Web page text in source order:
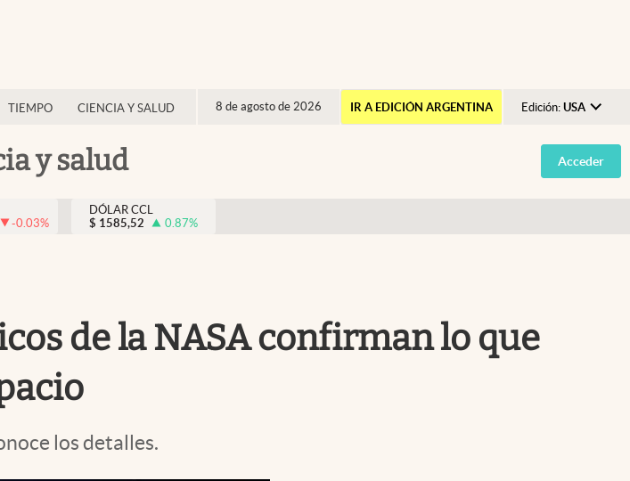
TIEMPO CIENCIA Y SALUD 8 de agosto de 2026 IR A EDICIÓN ARGENTINA Edición: USA
Argentina
España
y salud Acceder
-0.03%
DÓLAR CCL
$ 1585,52 0.87%
de la NASA confirman lo que
los detalles.